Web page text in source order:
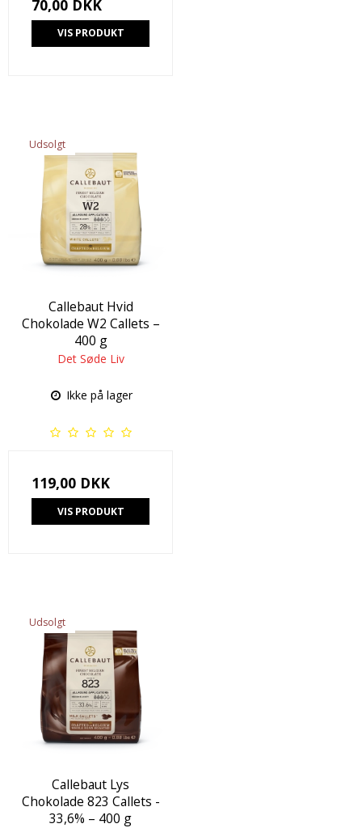
70,00 DKK
VIS PRODUKT
Udsolgt
Callebaut Hvid
Chokolade W2 Callets –
400 g
Det Søde Liv
Ikke på lager
119,00 DKK
VIS PRODUKT
Udsolgt
Callebaut Lys
Chokolade 823 Callets -
33,6% – 400 g